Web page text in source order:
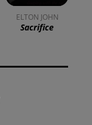
ELTON JOHN
Sacrifice